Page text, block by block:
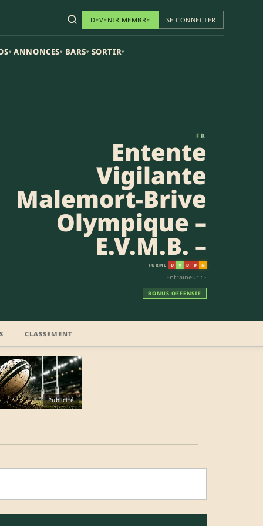
DEVENIR MEMBRE SE CONNECTER
▾ ANNONCES▾ BARS▾ SORTIR▾
FR
Entente
Vigilante
Malemort-Brive
Olympique –
E.V.M.B. –
FORME D V D D N
Entraineur : -
BONUS OFFENSIF
CLASSEMENT
Publicité